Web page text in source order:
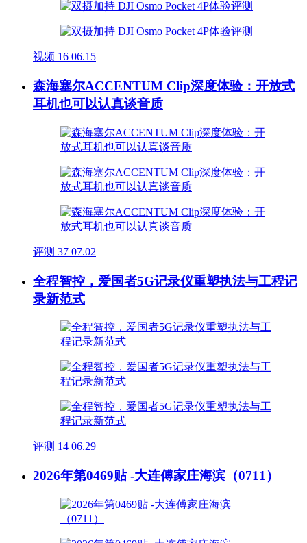
视频 16 06.15
森海塞尔ACCENTUM Clip深度体验：开放式
耳机也可以认真谈音质
评测 37 07.02
全程智控，爱国者5G记录仪重塑执法与工程记
录新范式
评测 14 06.29
2026年第0469贴 -大连傅家庄海滨（0711）